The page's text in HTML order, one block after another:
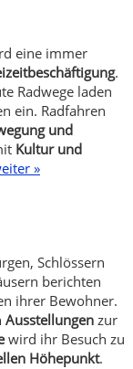
eine immer
.
Radwege laden
ein. Radfahren
und
Kultur und
»
Schlössern
berichten
ihrer Bewohner.
Ausstellungen zur
wird ihr Besuch zu
Höhepunkt.